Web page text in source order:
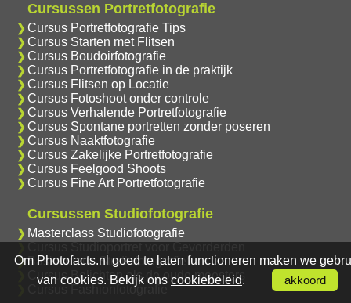
Cursussen Portretfotografie
Cursus Portretfotografie Tips
Cursus Starten met Flitsen
Cursus Boudoirfotografie
Cursus Portretfotografie in de praktijk
Cursus Flitsen op Locatie
Cursus Fotoshoot onder controle
Cursus Verhalende Portretfotografie
Cursus Spontane portretten zonder poseren
Cursus Naaktfotografie
Cursus Zakelijke Portretfotografie
Cursus Feelgood Shoots
Cursus Fine Art Portretfotografie
Cursussen Studiofotografie
Masterclass Studiofotografie
Basiscursus Studiofotografie
Cursus Belichten als de oude meesters
Cursus Fashionfotografie
Om Photofacts.nl goed te laten functioneren maken we
van cookies. Bekijk ons cookiebeleid. akkoord